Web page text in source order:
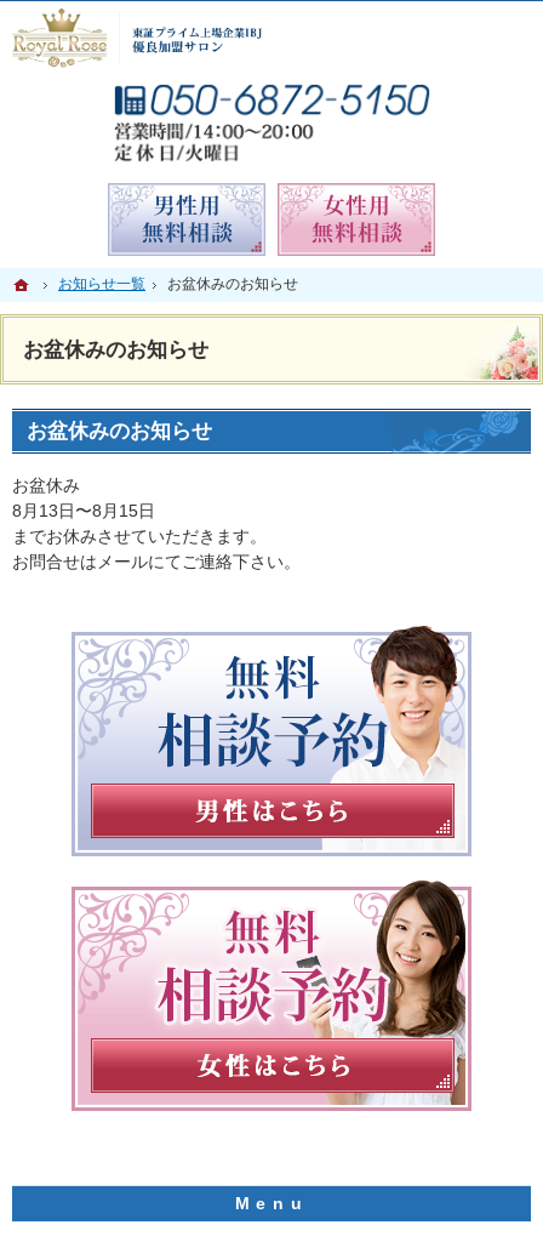
ホーム
お知らせ一覧 お盆休みのお知らせ
お盆休みのお知らせ
男性に人気の相談所。札幌の結婚相談所なら当相談所へ。
札幌の結婚相談所なら親身なサポートが人気のロイヤルローズ札幌
お盆休みのお知らせ
お盆休み
8月13日〜8月15日
までお休みさせていただきます。
お問合せはメールにてご連絡下さい。
無料相談予約男性用
ホーム
お知らせ一覧 お盆休みのお知らせ